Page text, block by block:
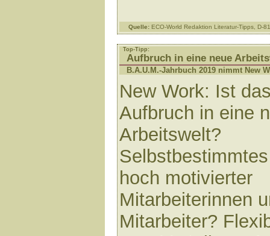
Quelle: ECO-World Redaktion Literatur-Tipps, D-
Top-Tipp:
Aufbruch in eine neue
B.A.U.M.-Jahrbuch 2019 nimmt New
New Work: Ist
Aufbruch in eine
Arbeitswelt?
hoch motivierter
Mitarbeiterinnen
Mitarbeiter?